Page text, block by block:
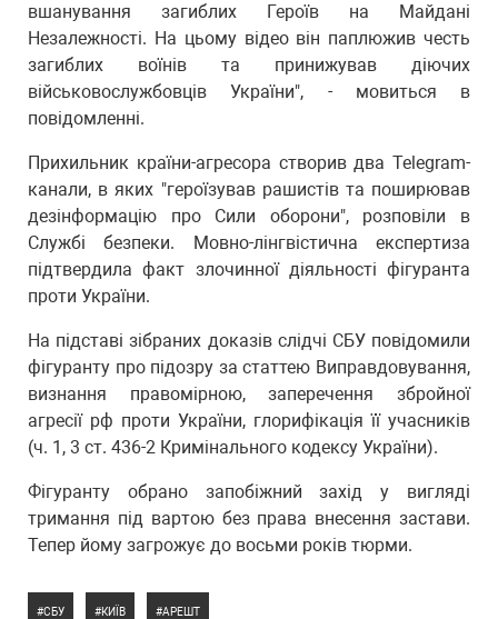
вшанування загиблих Героїв на Майдані
Незалежності. На цьому відео він паплюжив честь
загиблих воїнів та принижував діючих
військовослужбовців України", - мовиться в
повідомленні.
Прихильник країни-агресора створив два Telegram-
канали, в яких "героїзував рашистів та поширював
дезінформацію про Сили оборони", розповіли в
Службі безпеки. Мовно-лінгвістична експертиза
підтвердила факт злочинної діяльності фігуранта
проти України.
На підставі зібраних доказів слідчі СБУ повідомили
фігуранту про підозру за статтею Виправдовування,
визнання правомірною, заперечення збройної
агресії рф проти України, глорифікація її учасників
(ч. 1, 3 ст. 436-2 Кримінального кодексу України).
Фігуранту обрано запобіжний захід у вигляді
тримання під вартою без права внесення застави.
Тепер йому загрожує до восьми років тюрми.
СБУ КИЇВ АРЕШТ